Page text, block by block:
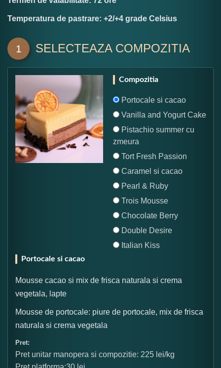
Temperatura de pastrare: +2/+4 grade Celsius
1 SELECTEAZA COMPOZITIA
Compozitia
Portocale si cacao
Vanilla and Yogurt Cake
Pistachio summer cu
zmeura
Tort Fresh Passion
Caramel si cacao
Pearl & Ruby
Trois Mousse
Chocolate Berry
Double Desire
Italian Kiss
Portocale si cacao
Mousse cacao si mix de frisca naturala si crema
vegetala, lapte
Mousse de portocale: piure de portocale, mix de frisca
naturala si crema vegetala
Pret:
Pret unitar manopera si compozitie: 225 lei/kg